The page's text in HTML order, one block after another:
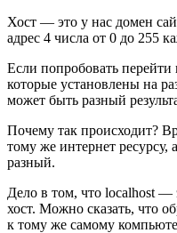
Хост — это у нас домен
адрес 4 числа от 0 до 255
Если попробовать перейти
которые установлены на
может быть разный
Почему так происходит?
тому же интернет ресурсу,
разный.
Дело в том, что localhost —
хост. Можно сказать, что
к тому же самому